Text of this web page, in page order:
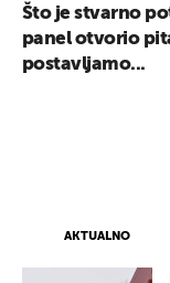
AKTUALNO
Što je stvarno
panel otvorio
postavljamo...